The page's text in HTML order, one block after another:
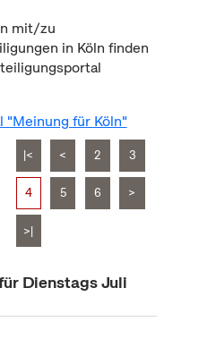
mit/zu
in Köln finden
für Köln"
|< < 2 3
4 5 6 >
>|
Dienstags Juli